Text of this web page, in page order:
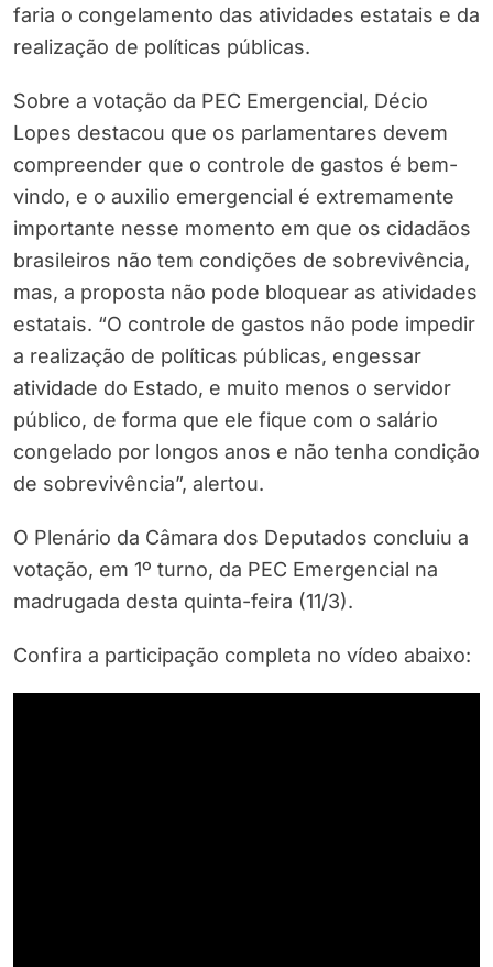
faria o congelamento das atividades estatais e da
realização de políticas públicas.
Sobre a votação da PEC Emergencial, Décio
Lopes destacou que os parlamentares devem
compreender que o controle de gastos é bem-
vindo, e o auxilio emergencial é extremamente
importante nesse momento em que os cidadãos
brasileiros não tem condições de sobrevivência,
mas, a proposta não pode bloquear as atividades
estatais. “O controle de gastos não pode impedir
a realização de políticas públicas, engessar
atividade do Estado, e muito menos o servidor
público, de forma que ele fique com o salário
congelado por longos anos e não tenha condição
de sobrevivência”, alertou.
O Plenário da Câmara dos Deputados concluiu a
votação, em 1º turno, da PEC Emergencial na
madrugada desta quinta-feira (11/3).
Confira a participação completa no vídeo abaixo: